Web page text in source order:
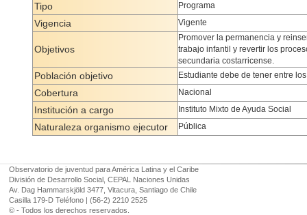
Tipo Programa
Vigencia Vigente
Objetivos
Promover la permanencia y
trabajo infantil y revertir los
secundaria costarricense.
Población objetivo Estudiante debe de tener entre
Cobertura Nacional
Institución a cargo Instituto Mixto de Ayuda Social
Naturaleza organismo ejecutor Pública
Observatorio de juventud para América Latina y el Caribe
División de Desarrollo Social, CEPAL Naciones Unidas
Av. Dag Hammarskjöld 3477, Vitacura, Santiago de Chile
Casilla 179-D Teléfono | (56-2) 2210 2525
© - Todos los derechos reservados.